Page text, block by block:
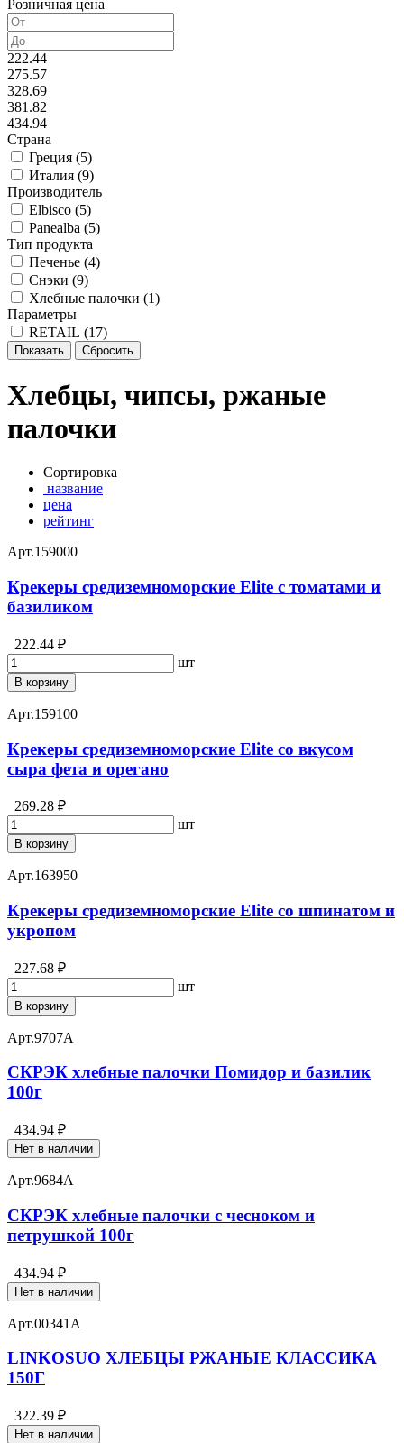
Розничная цена
222.44
275.57
328.69
381.82
434.94
Страна
Греция (5)
Италия (9)
Производитель
Elbisco (5)
Panealba (5)
Тип продукта
Печенье (4)
Снэки (9)
Хлебные палочки (1)
Параметры
RETAIL (17)
Хлебцы, чипсы, ржаные
палочки
Сортировка
название
цена
рейтинг
Арт.159000
Крекеры средиземноморские Elite с томатами и
базиликом
222.44 ₽
шт
В корзину
Арт.159100
Крекеры средиземноморские Elite со вкусом
сыра фета и орегано
269.28 ₽
шт
В корзину
Арт.163950
Крекеры средиземноморские Elite со шпинатом и
укропом
227.68 ₽
шт
В корзину
Арт.9707А
СКРЭК хлебные палочки Помидор и базилик
100г
434.94 ₽
Нет в наличии
Арт.9684А
СКРЭК хлебные палочки с чесноком и
петрушкой 100г
434.94 ₽
Нет в наличии
Арт.00341А
LINKOSUO ХЛЕБЦЫ РЖАНЫЕ КЛАССИКА
150Г
322.39 ₽
Нет в наличии